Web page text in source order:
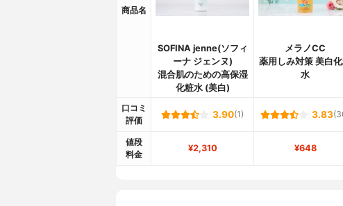
商品名
SOFINA jenne(ソフィ
ーナ ジェンヌ)
混合肌のための高保湿
化粧水 (美白)
メラノCC
薬用しみ対策 美白
水
口コミ
評価
3.90(1) 3.83
値段
料金
¥2,310 ¥648